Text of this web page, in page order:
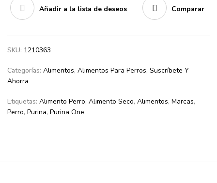
Añadir a la lista de deseos Comparar
SKU: 1210363
Categorías: Alimentos, Alimentos Para Perros, Suscríbete Y
Ahorra
Etiquetas: Alimento Perro, Alimento Seco, Alimentos, Marcas,
Perro, Purina, Purina One